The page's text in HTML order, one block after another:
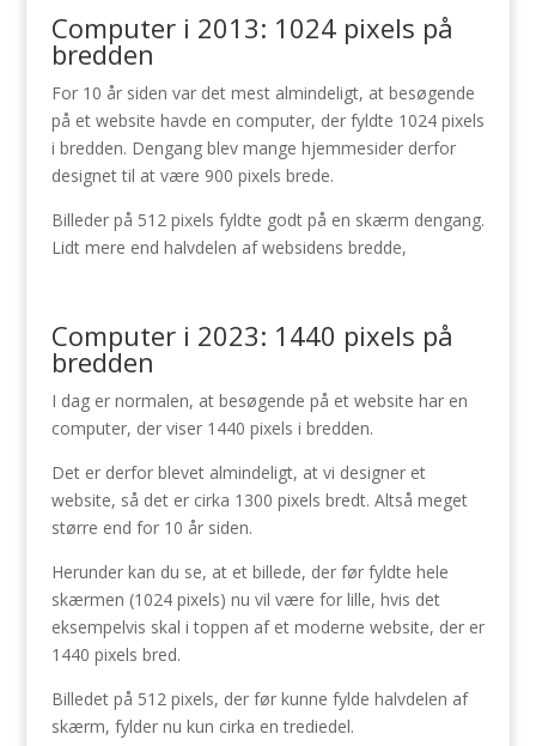
Computer i 2013: 1024 pixels på
bredden
For 10 år siden var det mest almindeligt, at besøgende
på et website havde en computer, der fyldte 1024 pixels
i bredden. Dengang blev mange hjemmesider derfor
designet til at være 900 pixels brede.
Billeder på 512 pixels fyldte godt på en skærm dengang.
Lidt mere end halvdelen af websidens bredde,
Computer i 2023: 1440 pixels på
bredden
I dag er normalen, at besøgende på et website har en
computer, der viser 1440 pixels i bredden.
Det er derfor blevet almindeligt, at vi designer et
website, så det er cirka 1300 pixels bredt. Altså meget
større end for 10 år siden.
Herunder kan du se, at et billede, der før fyldte hele
skærmen (1024 pixels) nu vil være for lille, hvis det
eksempelvis skal i toppen af et moderne website, der er
1440 pixels bred.
Billedet på 512 pixels, der før kunne fylde halvdelen af
skærm, fylder nu kun cirka en trediedel.